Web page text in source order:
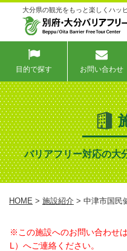
大分県の観光をもっと楽しくハッ
目的で探す お問い合わせ
バリアフリー対応の大
HOME > 施設紹介 > 中津市国
※この施設へのお問い合わせ
L）へご連絡ください。